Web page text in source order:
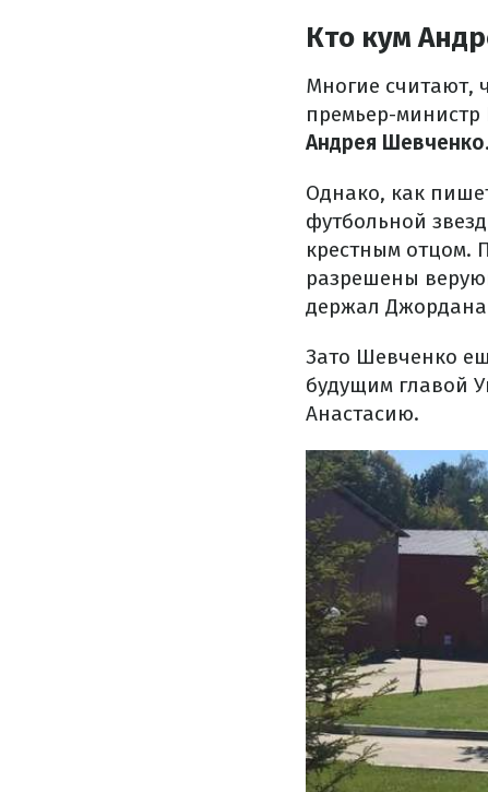
Кто кум
Многие считают,
премьер-
Андрея Шевченко.
Однако, как
футбольной
крестным отцом.
разрешены
держал Джордана
Зато Шевченко
будущим главой
Анастасию.